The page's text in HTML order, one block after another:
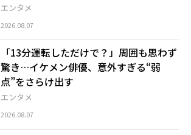
エンタメ
2026.08.07
エンタメ
「13分運転しただけで？」周囲も思わず
驚き…イケメン俳優、意外すぎる“弱
点”をさらけ出す
2026.08.07